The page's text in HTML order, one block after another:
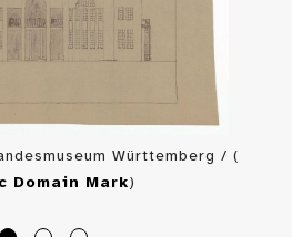
Württemberg / (
Domain Mark)